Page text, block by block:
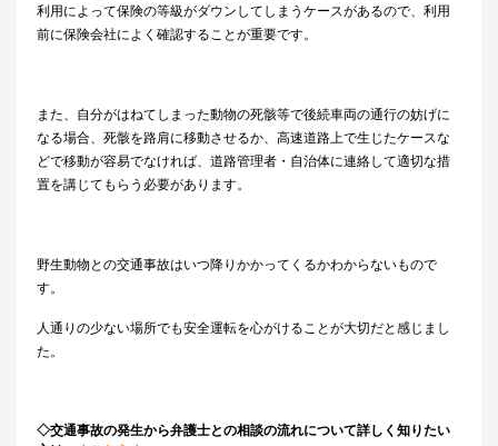
利用によって保険の等級がダウンしてしまうケースがあるので、利用
前に保険会社によく確認することが重要です。
また、自分がはねてしまった動物の死骸等で後続車両の通行の妨げに
なる場合、死骸を路肩に移動させるか、高速道路上で生じたケースな
どで移動が容易でなければ、道路管理者・自治体に連絡して適切な措
置を講じてもらう必要があります。
野生動物との交通事故はいつ降りかかってくるかわからないもので
す。
人通りの少ない場所でも安全運転を心がけることが大切だと感じまし
た。
◇交通事故の発生から弁護士との相談の流れについて詳しく知りたい